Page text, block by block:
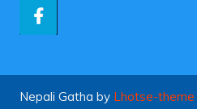
Nepali Gatha by Lhotse-theme